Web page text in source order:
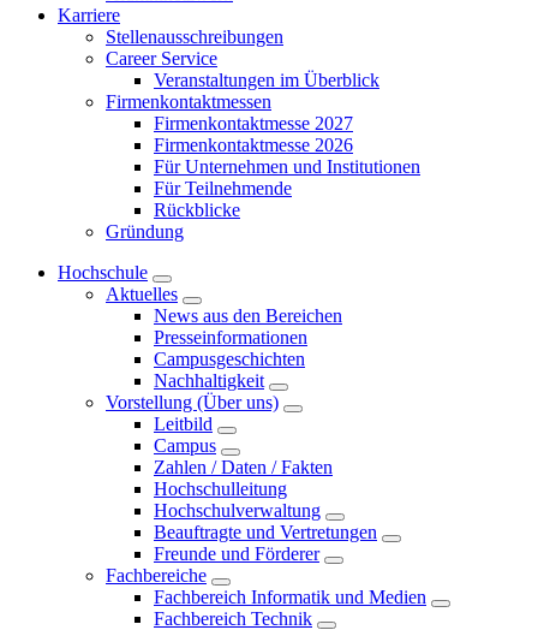
Karriere
Stellenausschreibungen
Career Service
Veranstaltungen im Überblick
Firmenkontaktmessen
Firmenkontaktmesse 2027
Firmenkontaktmesse 2026
Für Unternehmen und Institutionen
Für Teilnehmende
Rückblicke
Gründung
Hochschule
Aktuelles
News aus den Bereichen
Presseinformationen
Campusgeschichten
Nachhaltigkeit
Vorstellung (Über uns)
Leitbild
Campus
Zahlen / Daten / Fakten
Hochschulleitung
Hochschulverwaltung
Beauftragte und Vertretungen
Freunde und Förderer
Fachbereiche
Fachbereich Informatik und Medien
Fachbereich Technik